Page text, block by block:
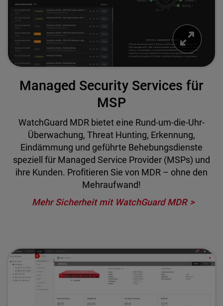
Managed Security Services für
MSP
WatchGuard MDR bietet eine Rund-um-die-Uhr-
Überwachung, Threat Hunting, Erkennung,
Eindämmung und geführte Behebungsdienste
speziell für Managed Service Provider (MSPs) und
ihre Kunden. Profitieren Sie von MDR – ohne den
Mehraufwand!
Mehr Sicherheit mit WatchGuard MDR